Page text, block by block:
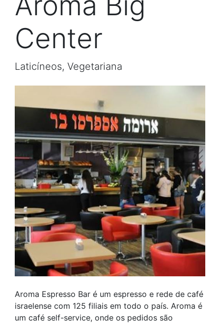
Center
Laticíneos, Vegetariana
Aroma Espresso Bar é um espresso e rede de café
israelense com 125 filiais em todo o país. Aroma é
um café self-service, onde os pedidos são